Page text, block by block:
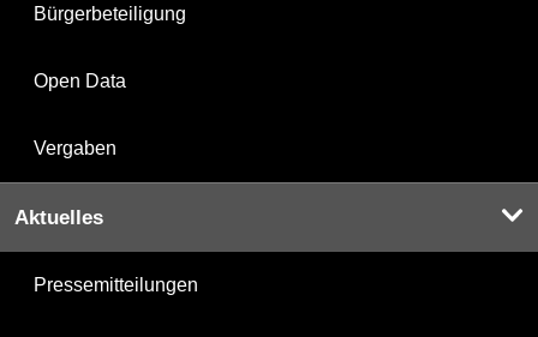
Bürgerbeteiligung
Open Data
Vergaben
Aktuelles
Pressemitteilungen